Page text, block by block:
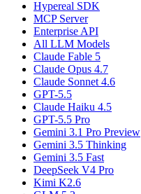
Hypereal SDK
MCP Server
Enterprise API
All LLM Models
Claude Fable 5
Claude Opus 4.7
Claude Sonnet 4.6
GPT-5.5
Claude Haiku 4.5
GPT-5.5 Pro
Gemini 3.1 Pro Preview
Gemini 3.5 Thinking
Gemini 3.5 Fast
DeepSeek V4 Pro
Kimi K2.6